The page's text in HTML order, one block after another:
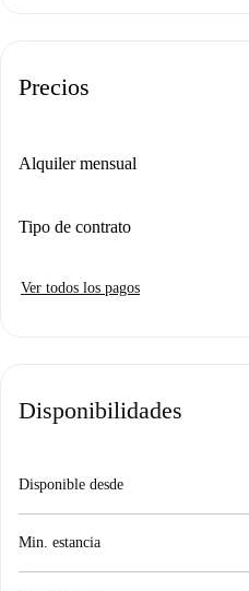
Precios
Alquiler mensual
Tipo de contrato
Ver todos los pagos
Disponibilidades
Disponible desde
Min. estancia